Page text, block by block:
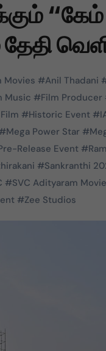
Movies #Anil Thadani
Music #Film Producer
#Historic Event #
Mega Power Star #
Release Event #
#Sankranthi
#SVC Adityaram
#Zee Studios